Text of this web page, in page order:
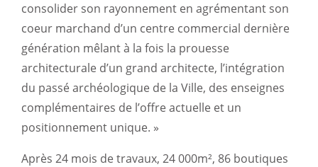
consolider son rayonnement en agrémentant son
coeur marchand d’un centre commercial dernière
génération mêlant à la fois la prouesse
architecturale d’un grand architecte, l’intégration
du passé archéologique de la Ville, des enseignes
complémentaires de l’offre actuelle et un
positionnement unique. »
Après 24 mois de travaux, 24 000m², 86 boutiques